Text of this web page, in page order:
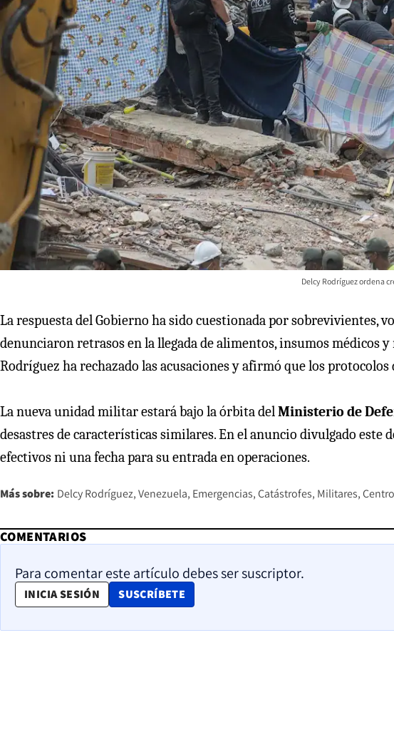
Delcy Rodríguez ordena
La respuesta del Gobierno ha sido cuestionada por sobrevivientes,
denunciaron retrasos en la llegada de alimentos, insumos médicos
Rodríguez ha rechazado las acusaciones y afirmó que los
La nueva unidad militar estará bajo la órbita delMinisterio de
desastres de características similares. En el anuncio divulgado este
efectivos ni una fecha para su entrada en operaciones.
Más sobre: Delcy Rodríguez Venezuela Emergencias Catástrofes Militares
COMENTARIOS
Para comentar este artículo debes ser suscriptor.
INICIA SESIÓN SUSCRÍBETE
OPENS IN NEW WINDOW